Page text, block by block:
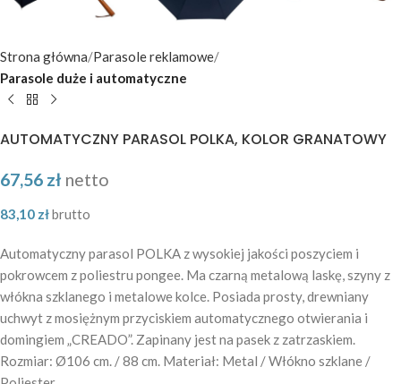
Strona główna Parasole reklamowe
Parasole duże i automatyczne
AUTOMATYCZNY PARASOL POLKA, KOLOR GRANATOWY
67,56 zł netto
83,10 złbrutto
Automatyczny parasol POLKA z wysokiej jakości poszyciem i
pokrowcem z poliestru pongee. Ma czarną metalową laskę, szyny z
włókna szklanego i metalowe kolce. Posiada prosty, drewniany
uchwyt z mosiężnym przyciskiem automatycznego otwierania i
domingiem „CREADO”. Zapinany jest na pasek z zatrzaskiem.
Rozmiar: Ø106 cm. / 88 cm. Materiał: Metal / Włókno szklane /